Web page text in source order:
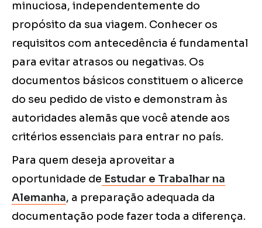
minuciosa, independentemente do
propósito da sua viagem. Conhecer os
requisitos com antecedência é fundamental
para evitar atrasos ou negativas. Os
documentos básicos constituem o alicerce
do seu pedido de visto e demonstram às
autoridades alemãs que você atende aos
critérios essenciais para entrar no país.
Para quem deseja aproveitar a
oportunidade de Estudar e Trabalhar na
Alemanha, a preparação adequada da
documentação pode fazer toda a diferença.